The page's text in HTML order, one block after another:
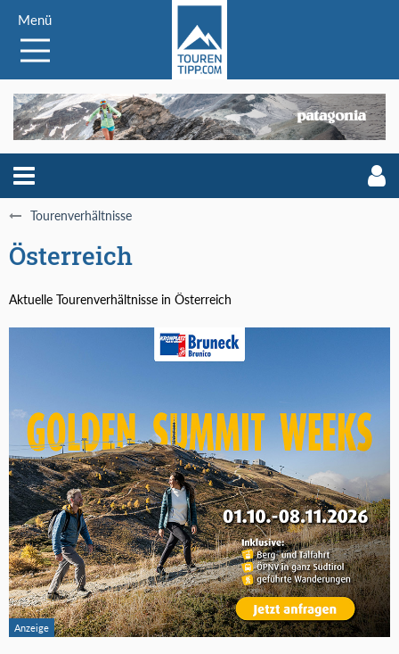
Menü
Tourenverhältnisse
Österreich
Aktuelle Tourenverhältnisse in Österreich